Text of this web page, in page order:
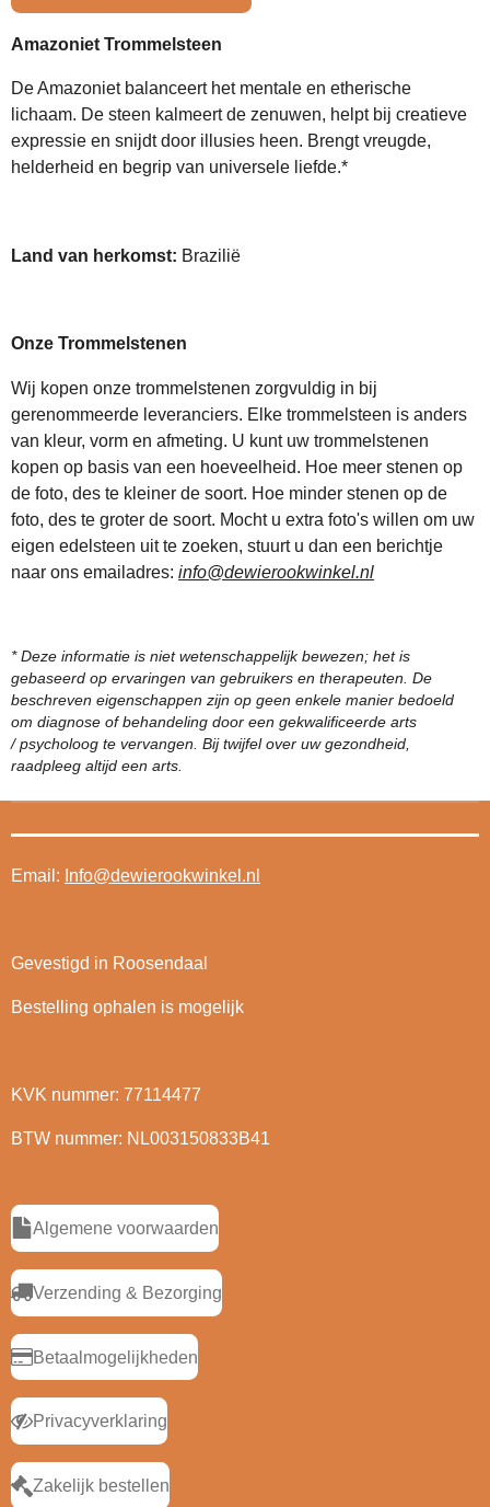
Amazoniet Trommelsteen
De Amazoniet balanceert het mentale en etherische
lichaam. De steen kalmeert de zenuwen, helpt bij creatieve
expressie en snijdt door illusies heen. Brengt vreugde,
helderheid en begrip van universele liefde.*
Land van herkomst: Brazilië
Onze Trommelstenen
Wij kopen onze trommelstenen zorgvuldig in bij
gerenommeerde leveranciers. Elke trommelsteen is anders
van kleur, vorm en afmeting. U kunt uw trommelstenen
kopen op basis van een hoeveelheid. Hoe meer stenen op
de foto, des te kleiner de soort. Hoe minder stenen op de
foto, des te groter de soort. Mocht u extra foto's willen om uw
eigen edelsteen uit te zoeken, stuurt u dan een berichtje
naar ons emailadres: info@dewierookwinkel.nl
* Deze informatie is niet wetenschappelijk bewezen; het is
gebaseerd op ervaringen van gebruikers en therapeuten. De
beschreven eigenschappen zijn op geen enkele manier bedoeld
om diagnose of behandeling door een gekwalificeerde arts
/ psycholoog te vervangen. Bij twijfel over uw gezondheid,
raadpleeg altijd een arts.
Email: Info@dewierookwinkel.nl
Gevestigd in Roosendaal
Bestelling ophalen is mogelijk
KVK nummer: 77114477
BTW nummer: NL003150833B41
Algemene voorwaarden
Verzending & Bezorging
Betaalmogelijkheden
Privacyverklaring
Zakelijk bestellen